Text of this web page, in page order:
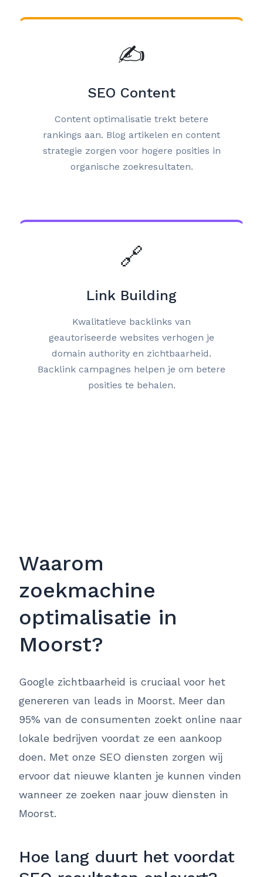
✍️
SEO Content
Content optimalisatie trekt betere
rankings aan. Blog artikelen en content
strategie zorgen voor hogere posities in
organische zoekresultaten.
🔗
Link Building
Kwalitatieve backlinks van
geautoriseerde websites verhogen je
domain authority en zichtbaarheid.
Backlink campagnes helpen je om betere
posities te behalen.
Waarom
zoekmachine
optimalisatie in
Moorst?
Google zichtbaarheid is cruciaal voor het
genereren van leads in Moorst. Meer dan
95% van de consumenten zoekt online naar
lokale bedrijven voordat ze een aankoop
doen. Met onze SEO diensten zorgen wij
ervoor dat nieuwe klanten je kunnen vinden
wanneer ze zoeken naar jouw diensten in
Moorst.
Hoe lang duurt het voordat